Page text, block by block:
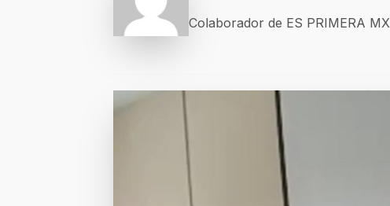
Colaborador de ES PRIMERA MX